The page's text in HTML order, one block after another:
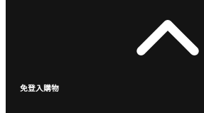
免登入購物